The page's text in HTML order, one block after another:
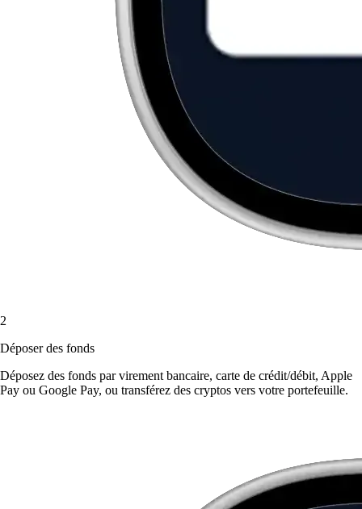
2
Déposer des fonds
Déposez des fonds par virement bancaire, carte de crédit/débit, Apple
Pay ou Google Pay, ou transférez des cryptos vers votre portefeuille.